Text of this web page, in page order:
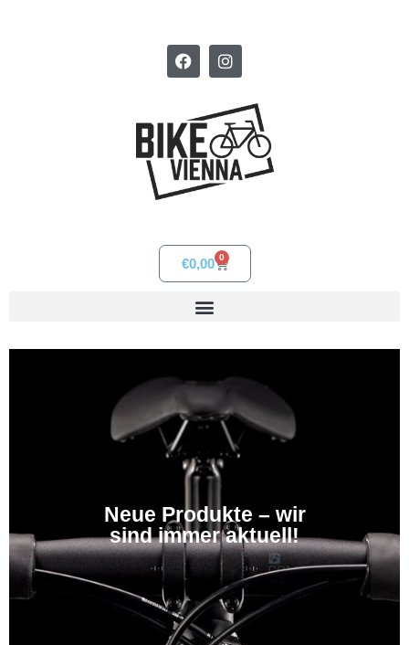
€0,00 0
Neue Produkte – wir
sind immer aktuell!